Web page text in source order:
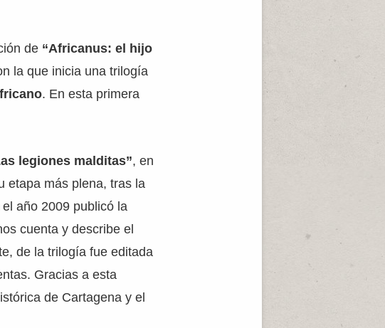
de “Africanus: el hijo
la que inicia una trilogía
. En esta primera
legiones malditas”, en
etapa más plena, tras la
año 2009 publicó la
cuenta y describe el
de la trilogía fue editada
Gracias a esta
de Cartagena y el